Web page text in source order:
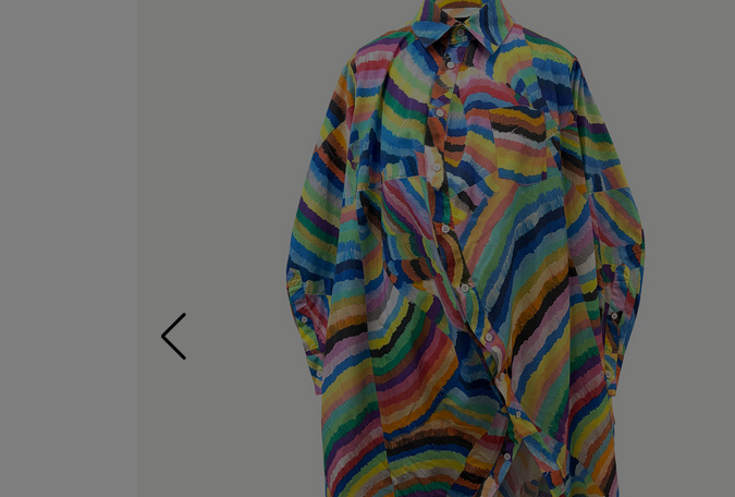
2017 S/S
2016 A/W
2016 S/S
2015 A/W
2015 S/S
2014 A/W
2014 S/S
2013 A/W